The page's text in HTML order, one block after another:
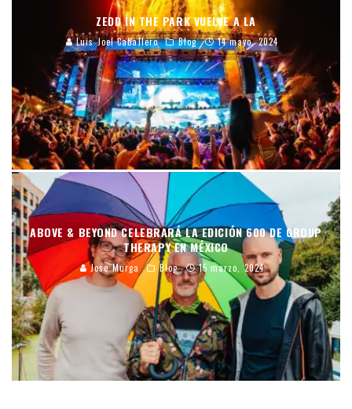
ZEDD IN THE PARK VUELVE A LA
Luis Joel Caballero Blog 14 mayo, 2024
ABOVE & BEYOND CELEBRARÁ LA EDICIÓN 600 DE GROUP
THERAPY EN MÉXICO
Jose Murga Blog 15 marzo, 2024